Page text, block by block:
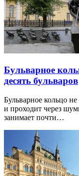
Бульварное
десять бульваров
Бульварное кольцо
и проходит через
занимает почти…